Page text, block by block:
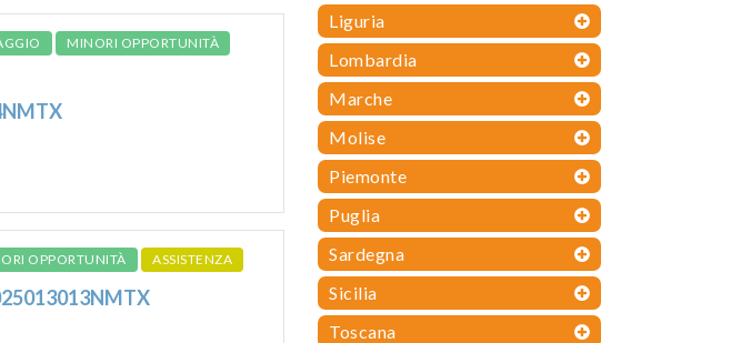
MINORI OPPORTUNITÀ
OPPORTUNITÀ ASSISTENZA
Liguria
Lombardia
Marche
Molise
Piemonte
Puglia
Sardegna
Sicilia
Toscana